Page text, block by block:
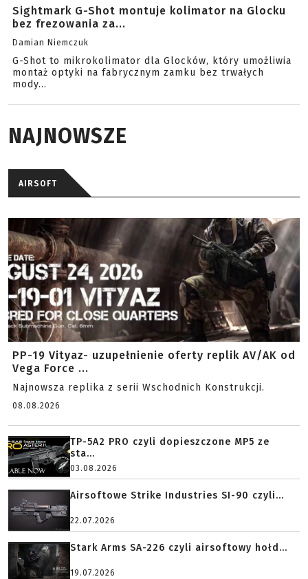
Sightmark G-Shot montuje kolimator na Glocku
bez frezowania za...
Damian Niemczuk
G-Shot to mikrokolimator dla Glocków, który umożliwia
montaż optyki na fabrycznym zamku bez trwałych
mody...
NAJNOWSZE
AIRSOFT
PP-19 Vityaz- uzupełnienie oferty replik AV/AK od
Vega Force ...
Najnowsza replika z serii Wschodnich Konstrukcji.
08.08.2026
TP-5A2 PRO czyli dopieszczone MP5 ze
sta...
03.08.2026
Airsoftowe Strike Industries SI-90 czyli...
22.07.2026
Stark Arms SA-226 czyli airsoftowy hołd...
19.07.2026